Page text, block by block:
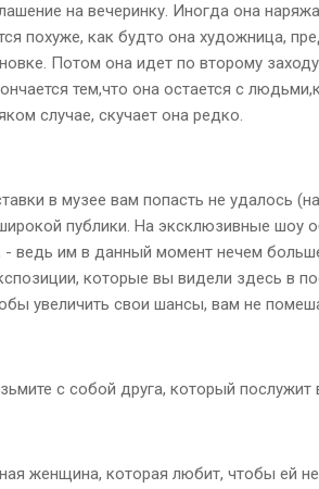
на вечеринку. Иногда она
похуже, как будто она художница,
Потом она идет по второму
тем,что она остается с
случае, скучает она редко.
в музее вам попасть не удалось
публики. На эксклюзивные
им в данный момент нечем
которые вы видели здесь в
увеличить свои шансы, вам не
с собой друга, который
женщина, которая любит, чтобы ей